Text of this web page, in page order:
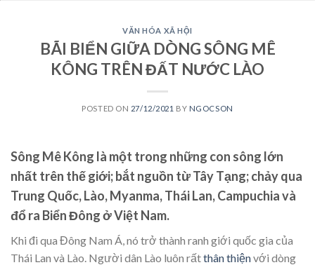
VĂN HÓA XÃ HỘI
BÃI BIỂN GIỮA DÒNG SÔNG MÊ
KÔNG TRÊN ĐẤT NƯỚC LÀO
POSTED ON 27/12/2021 BY NGOCSON
Sông Mê Kông là một trong những con sông lớn
nhất trên thế giới; bắt nguồn từ Tây Tạng; chảy qua
Trung Quốc, Lào, Myanma, Thái Lan, Campuchia và
đổ ra Biển Đông ở Việt Nam.
Khi đi qua Đông Nam Á, nó trở thành ranh giới quốc gia của
Thái Lan và Lào. Người dân Lào luôn rấtthân thiệnvới dòng